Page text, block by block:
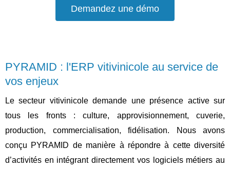
Demandez une démo
PYRAMID : l'ERP vitivinicole au service de
vos enjeux
Le secteur vitivinicole demande une présence active sur
tous les fronts : culture, approvisionnement, cuverie,
production, commercialisation, fidélisation. Nous avons
conçu PYRAMID de manière à répondre à cette diversité
d’activités en intégrant directement vos logiciels métiers au